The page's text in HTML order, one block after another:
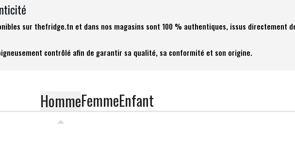
sur thefridge.tn et dans nos magasins sont 100 % authentiques, issus directement
contrôlé afin de garantir sa qualité, sa conformité et son origine.
HommeFemmeEnfant